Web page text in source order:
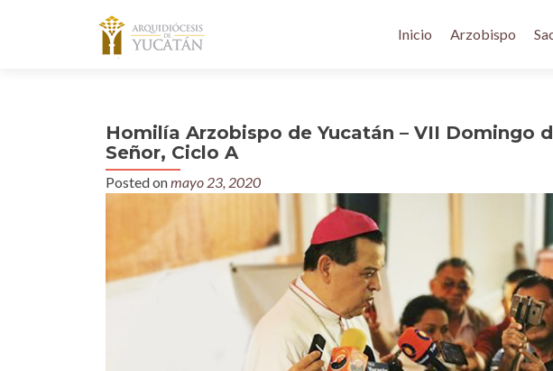
Inicio Arzobispo
Homilía Arzobispo de Yucatán – VII Domingo
Señor, Ciclo A
Posted onmayo 23, 2020